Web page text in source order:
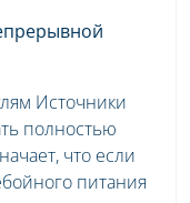
Источники
полностью
что если
питания